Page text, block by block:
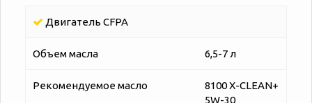
Двигатель CFPA
Объем масла 6,5-7 л
Рекомендуемое масло
8100 X-CLEAN+
5W-30